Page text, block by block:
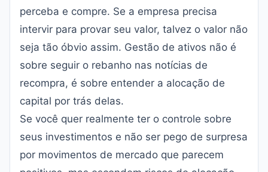
perceba e compre. Se a empresa precisa
intervir para provar seu valor, talvez o valor não
seja tão óbvio assim. Gestão de ativos não é
sobre seguir o rebanho nas notícias de
recompra, é sobre entender a alocação de
capital por trás delas.
Se você quer realmente ter o controle sobre
seus investimentos e não ser pego de surpresa
por movimentos de mercado que parecem